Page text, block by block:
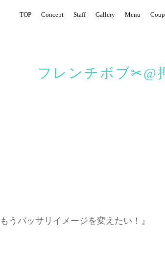
TOP Concept Staff Gallery Menu
フレンチボブ✂@
うバッサリイメージを変えたい！』